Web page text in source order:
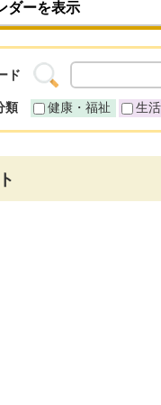
ダーを表示
ド
類 健康・福祉 生活